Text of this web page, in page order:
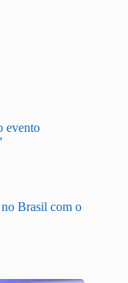
evento
Brasil com o